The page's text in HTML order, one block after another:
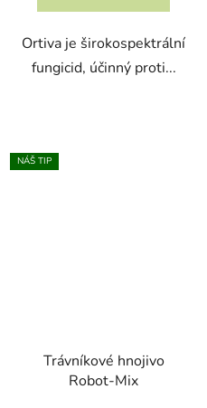
Ortiva je širokospektrální
fungicid, účinný proti...
NÁŠ TIP
Trávníkové hnojivo
Robot-Mix